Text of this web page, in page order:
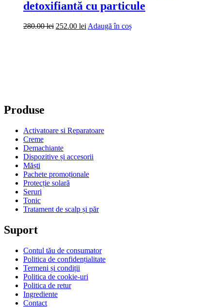
detoxifiantă cu particule
280.00lei Prețul
252.00 lei Prețul
Adaugă în coș
Produse
Activatoare si Reparatoare
Creme
Demachiante
Dispozitive și accesorii
Măști
Pachete promoționale
Protecție solară
Seruri
Tonic
Tratament de scalp și păr
Suport
Contul tău de consumator
Politica de confidențialitate
Termeni și condiții
Politica de cookie-uri
Politica de retur
Ingrediente
Contact